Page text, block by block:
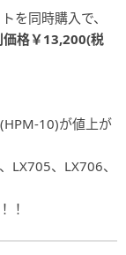
を同時購入で、
価格￥13,200(税
10)が値上が
、LX706、
！